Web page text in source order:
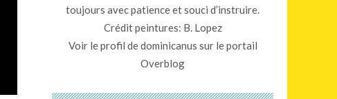
toujours avec patience et souci d’instruire.
Crédit peintures: B. Lopez
Voir le profil dedominicanus sur le portail
Overblog